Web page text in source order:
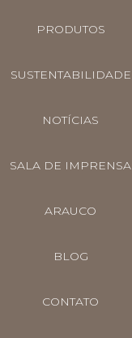
PRODUTOS
SUSTENTABILIDADE
NOTÍCIAS
SALA DE IMPRENSA
ARAUCO
BLOG
CONTATO